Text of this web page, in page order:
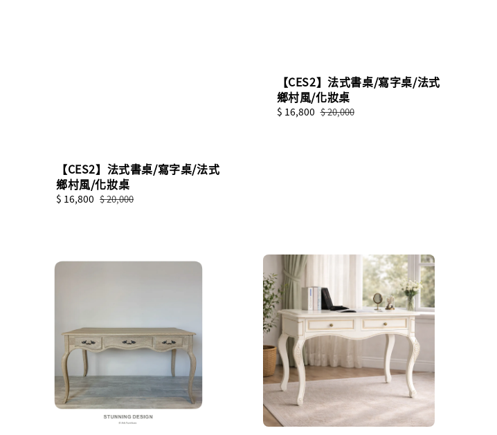
【CES2】法式書桌/寫字桌/法式
鄉村風/化妝桌
Sale
$ 16,800 Regular
$ 20,000
【CES2】法式書桌/寫字桌/法式
鄉村風/化妝桌
Sale
$ 16,800 Regular
$ 20,000